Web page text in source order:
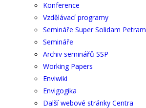
Konference
Vzdělávací programy
Semináře Super Solidam Petram
Semináře
Archiv seminářů SSP
Working Papers
Enviwiki
Envigogika
Další webové stránky Centra